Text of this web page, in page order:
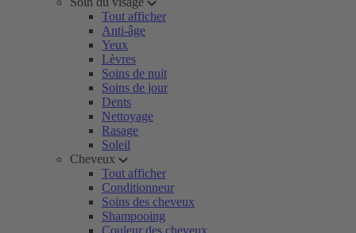
Tout afficher
Anti-âge
Yeux
Lèvres
Soins de nuit
Soins de jour
Dents
Nettoyage
Rasage
Soleil
Cheveux
Tout afficher
Conditionneur
Soins des cheveux
Shampooing
Couleur des cheveux